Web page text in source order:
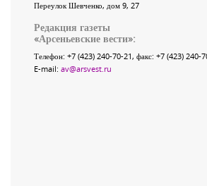
Переулок Шевченко, дом 9, 27
Редакция газеты
«Арсеньевские вести»:
Телефон: +7 (423) 240-70-21, факс: +7 (423) 240-
E-mail: av@arsvest.ru